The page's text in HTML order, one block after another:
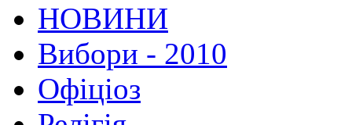
НОВИНИ
Вибори - 2010
Офіціоз